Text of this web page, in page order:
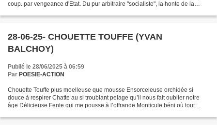
coup. par vengeance d'Etat. Du pur arbitraire "socialiste", la honte de la
28-06-25- CHOUETTE TOUFFE (YVAN
BALCHOY)
Publié le 28/06/2025 à 06:59
Par POESIE-ACTION
Chouette Touffe plus moelleuse que mousse Ensorceleuse orchidée si
douce à respirer Chatte au si troublant pelage qu’il nous fait oublier notre
âge Délicieuse Fente qui me pousse à l’offrande Monticule béni où tout